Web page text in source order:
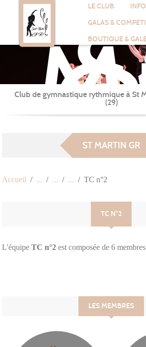
LE CLUB
GALAS &
BOUTIQUE &
Club de gymnastique rythmique à St
(29)
ST MARTIN GR
Accueil TC n°2
TC N°2
L'équipe TC n°2 est composée de 6
LES MEMBRES
Panneau de gestion des cookies